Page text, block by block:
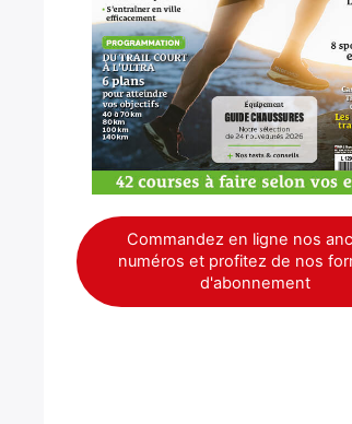
Commandez en ligne nos
numéros et profitez de nos
d'abonnement